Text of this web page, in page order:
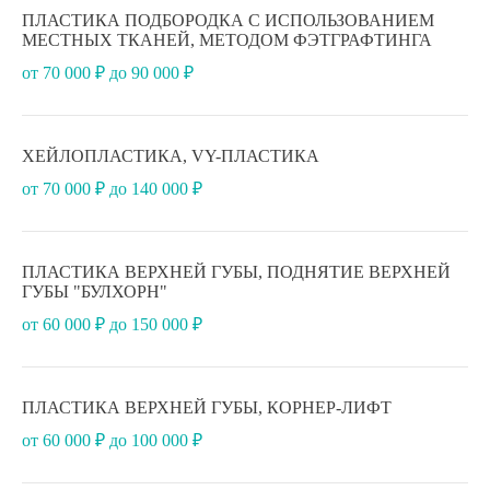
ПЛАСТИКА ПОДБОРОДКА С ИСПОЛЬЗОВАНИЕМ
МЕСТНЫХ ТКАНЕЙ, МЕТОДОМ ФЭТГРАФТИНГА
от 70 000 ₽ до 90 000 ₽
ХЕЙЛОПЛАСТИКА, VY-ПЛАСТИКА
от 70 000 ₽ до 140 000 ₽
ПЛАСТИКА ВЕРХНЕЙ ГУБЫ, ПОДНЯТИЕ ВЕРХНЕЙ
ГУБЫ "БУЛХОРН"
от 60 000 ₽ до 150 000 ₽
ПЛАСТИКА ВЕРХНЕЙ ГУБЫ, КОРНЕР-ЛИФТ
от 60 000 ₽ до 100 000 ₽